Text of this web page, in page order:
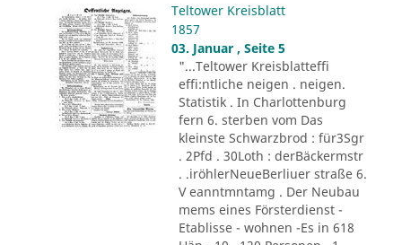
Teltower Kreisblatt
1857
03. Januar , Seite 5
"...Teltower Kreisblatteffi
effi:ntliche neigen . neigen.
Statistik . In Charlottenburg
fern 6. sterben vom Das
kleinste Schwarzbrod : für3Sgr
. 2Pfd . 30Loth : derBäckermstr
. .iröhlerNeueBerliuer straße 6.
V eanntmntamg . Der Neubau
mems eines Försterdienst -
Etablisse - wohnen -Es in 618